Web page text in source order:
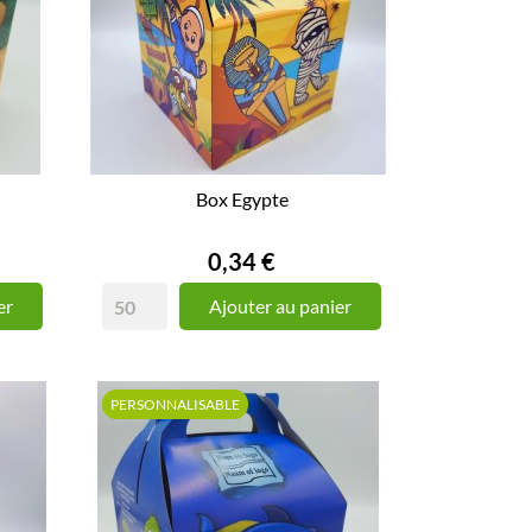
Box Egypte
Prix
0,34 €
Ajouter au panier
PERSONNALISABLE